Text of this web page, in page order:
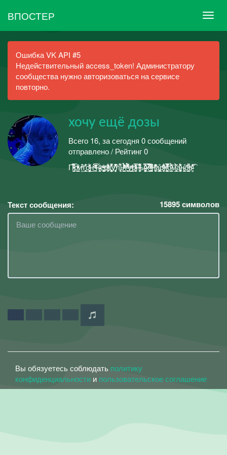
ВПОСТЕР
Ошибка VK API #5
Недействительный access_token! Администратору
сообщества нужно авторизоваться на сервисе
повторно.
хочу ещё дозы
Всего 16, за сегодня 0 сообщений
отправлено / Рейтинг 0
П̛̞̪̳͍̼̈́ͮ̇̌ͮ̿ͧ̑рͯ̑ͮ̈ͯ͏̺̳̰̰͇̪̩̀и͍̤ͯ͒͝т̲̝̭̞̭̩͔̻̓̐͛о̧̦͍̗̟̤͚̰͑ͨ̈́ͥ̋̕͜н͉ͯ͛͝ ͩ̂̎ͭ̅ͩͬ͏͓͖н̵̵̥̭̼̖̞͈̳͔ͨ̈́е̡ͫͮ҉͈͎̭͓̺̻̞͚̩о̸͋̇ͯ͑̋҉̟̩̱̣̥̘ͅк̡̧̓̾͌͐̄̑҉̹̦̗̝͍̥͈̣̰у̮̻̦͙̔̾͒̃ͪ̔̚ͅл̢̛͕͌̈́ͅͅь̳̖̼̙͇̗̉ͩͪͥ̈̆ͭ̉͝ͅͅт͈̩̩̖͎̑ͫ̀̎̉ͣ͌͟у̛̠̲̖ͫͣ͘͢р̴̥̫̻ͪ͐ͥ̍̾̅ͭ͑͘͞н̟̱̬̘͎̞̗͎̳͌̈́̊ͩͮы̵̡̭̫͚̫̦̳́ͧ̅̎ͦ̾̽̇͞х̛̲̩̖͓̖͋̈ͩͬͩ́̿̀͢ ̸̫͈͚͙̼ͦ̔ͩͥ̚нͫ̈̓͆̈̊̍̕͏̘͚͔а̼̲͚͈͉̮͖̼̐р͓̹͔̬͗͋̍ͨ͛ͫ̈к̨͒ͣ̌̅̎ͯ̚̚̚͠͏͇̠̻̤̮͉͈̣о̛̫̳͇͔̐͐̉ͩ͠м̗̖̥̼̲͆̀̀̍̀̍а̡̼̠͚̳̘̱͊́͒̈ͦн̵̨̜̫̗̪̍͝о̧͇͕̮̺͍̯̞̞ͫ͌в̴̃͗ͣ̐̓̂̍͡͏̠̦͉
Текст сообщения: 15895символов
Вы обязуетесь соблюдать политику
конфиденциальности и пользовательское соглашение